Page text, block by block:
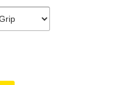
-20 %
Клюшка СОЮЗ Ace